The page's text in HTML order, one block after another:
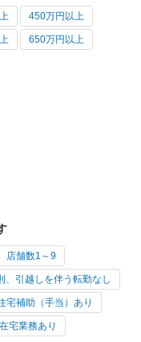
450万円以上
650万円以上
店舗数1～9
、引越しを伴う転勤なし
宅補助（手当）あり
在宅業務あり